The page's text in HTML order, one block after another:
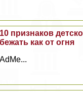
10 признаков
бежать как от огня
AdMe...